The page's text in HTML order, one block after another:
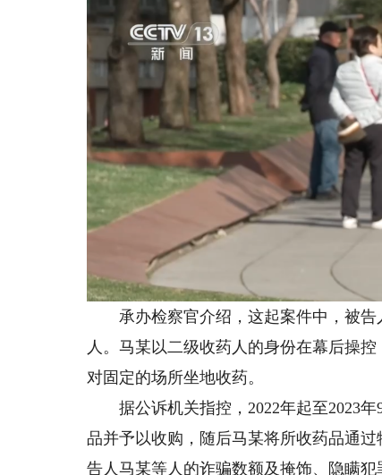
承办检察官介绍，这起案件中，被告
人。马某以二级收药人的身份在幕后操
对固定的场所坐地收药。
据公诉机关指控，2022年起至2023年
品并予以收购，随后马某将所收药品通
告人马某等人的诈骗数额及掩饰、隐瞒犯